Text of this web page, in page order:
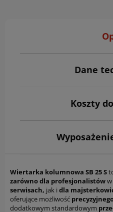
Dane
Koszty
Cena nie zawiera
Wiertarka kolumnowa SB 25 S
zarówno dla profesjonalistóww
serwisach, jak i dla
oferujące możliwość
dodatkowym standardowym